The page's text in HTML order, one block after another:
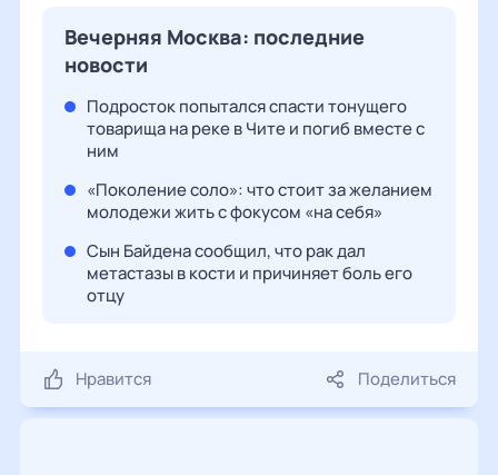
Вечерняя Москва: последние
новости
Подросток попытался спасти тонущего
товарища на реке в Чите и погиб вместе с
ним
«Поколение соло»: что стоит за желанием
молодежи жить с фокусом «на себя»
Сын Байдена сообщил, что рак дал
метастазы в кости и причиняет боль его
отцу
Нравится Поделиться